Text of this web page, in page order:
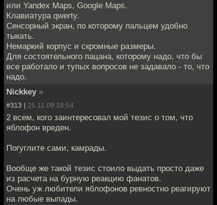
или Yandex Maps, Google Maps.
Клавиатура qwerty.
Сенсорный экран, по которому пальцем удобно
тыкать.
Немаркий корпус и скромные размеры.
Для состоятельного пацана, которому надо, что бы
все работало и тупых вопросов не задавало - то, что
надо.
Nickkey »
#313 | 25.11.09 18:54
2 всем, кого заинтересовал мой тезис о том, что
яблофон вреден.
Погуглите сами, камрады.
Вообще же такой тезис стоило выдать просто даже
из расчета на бурную реакцию фанатов.
Очень уж любители яблофонов ревностно реагируют
на любые выпады.